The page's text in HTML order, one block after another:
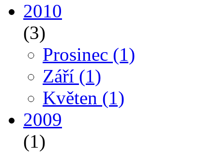
2010
(3)
Prosinec (1)
Září (1)
Květen (1)
2009
(1)